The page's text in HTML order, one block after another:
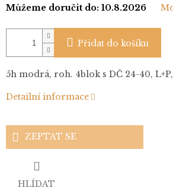
Můžeme doručit do: 10.8.2026
Přidat do košíku
5h modrá, roh. 4blok s DČ 24-40,
Detailní informace
ZEPTAT SE
HLÍDAT